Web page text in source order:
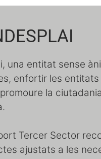
una entitat sense
enfortir les
la
Tercer Sector
ajustats a les